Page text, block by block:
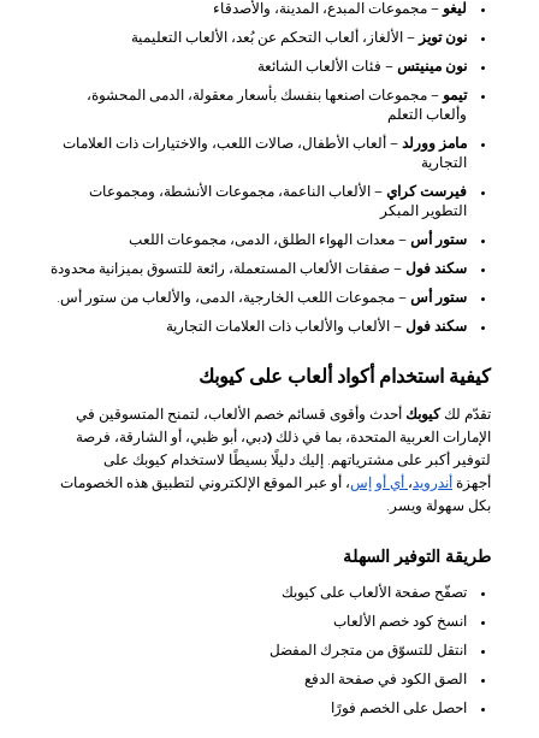
ليغو – مجموعات المبدع، المدينة، والأصدقاء
نون تويز – الألغاز، ألعاب التحكم عن بُعد، الألعاب التعليمية
نون مينيتس – فئات الألعاب الشائعة
تيمو – مجموعات اصنعها بنفسك بأسعار معقولة، الدمى المحشوة،
وألعاب التعلم
مامز وورلد – ألعاب الأطفال، صالات اللعب، والاختيارات ذات العلامات
التجارية
فيرست كراي – الألعاب الناعمة، مجموعات الأنشطة، ومجموعات
التطوير المبكر
ستور أس – معدات الهواء الطلق، الدمى، مجموعات اللعب
سكند فول – صفقات الألعاب المستعملة، رائعة للتسوق بميزانية محدودة
ستور أس – مجموعات اللعب الخارجية، الدمى، والألعاب من ستور أس.
سكند فول – الألعاب والألعاب ذات العلامات التجارية
كيفية استخدام أكواد ألعاب على كيوبك
تقدّم لككيوبك أحدث وأقوى قسائم خصم الألعاب، لتمنح المتسوقين في
الإمارات العربية المتحدة، بما في ذلك (دبي، أبو ظبي، أو الشارقة، فرصة
لتوفير أكبر على مشترياتهم. إليك دليلًا بسيطًا لاستخدام كيوبك على
أجهزة أندرويد ، أي أو إس، أو عبر الموقع الإلكتروني لتطبيق هذه الخصومات
بكل سهولة ويسر.
طريقة التوفير السهلة
تصفّح صفحة الألعاب على كيوبك
انسخ كود خصم الألعاب
انتقل للتسوّق من متجرك المفضل
الصق الكود في صفحة الدفع
احصل على الخصم فورًا